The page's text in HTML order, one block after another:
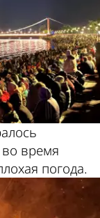
время
погода.